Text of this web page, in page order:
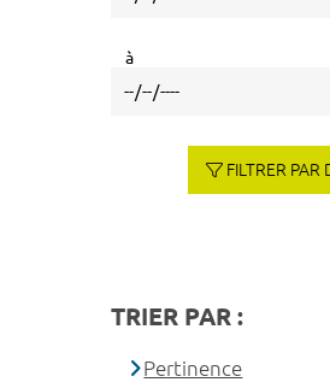
à
FILTRER PAR
TRIER PAR :
Pertinence